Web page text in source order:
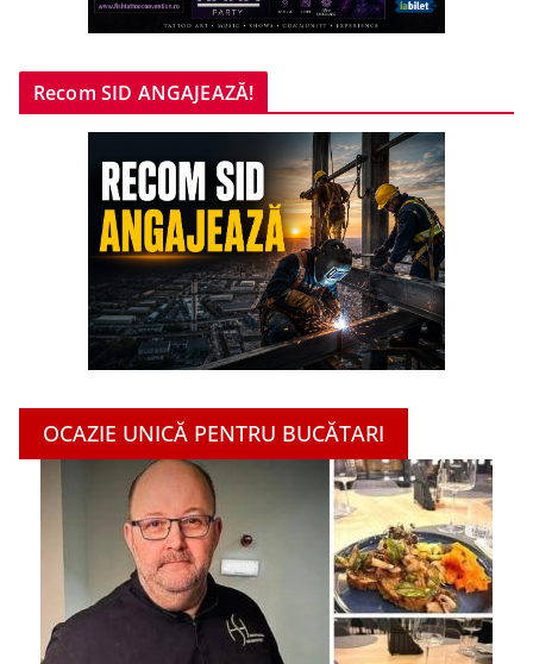
Recom SID ANGAJEAZĂ!
OCAZIE UNICĂ PENTRU BUCĂTARI